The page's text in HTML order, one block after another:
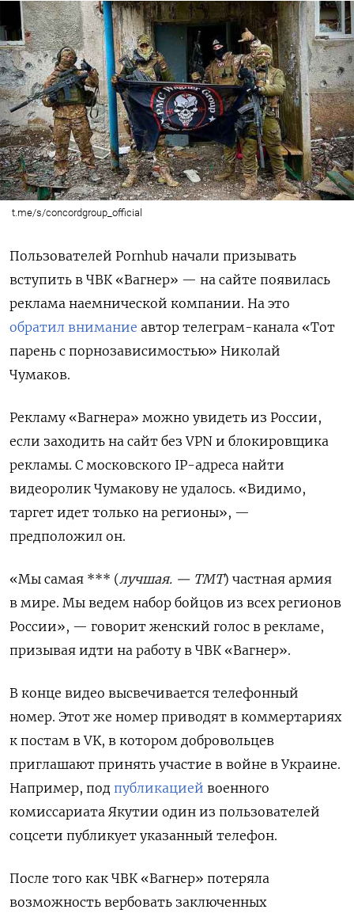
t.me/s/concordgroup_official
Пользователей Pornhub начали призывать
вступить в ЧВК «Вагнер» — на сайте появилась
реклама наемнической компании. На это
обратил внимание автор телеграм-канала «Тот
парень с порнозависимостью» Николай
Чумаков.
Рекламу «Вагнера» можно увидеть из России,
если заходить на сайт без VPN и блокировщика
рекламы. С московского IP-адреса найти
видеоролик Чумакову не удалось. «Видимо,
таргет идет только на регионы», —
предположил он.
«Мы самая *** (лучшая. — TMT) частная армия
в мире. Мы ведем набор бойцов из всех регионов
России», — говорит женский голос в рекламе,
призывая идти на работу в ЧВК «Вагнер».
В конце видео высвечивается телефонный
номер. Этот же номер приводят в коммертариях
к постам вVK, в котором добровольцев
приглашают принять участие в войне в Украине.
Например, под публикацией военного
комиссариата Якутии один из пользователей
соцсети публикует указанный телефон.
После того как ЧВК «Вагнер» потеряла
возможность вербовать заключенных